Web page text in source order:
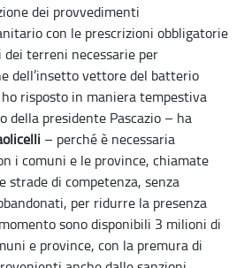
dei provvedimenti
con le prescrizioni obbligatorie
terreni necessarie per
dell’insetto vettore del batterio
risposto in maniera tempestiva
della presidente Pascazio – ha
– perché è necessaria
i comuni e le province, chiamate
strade di competenza, senza
per ridurre la presenza
sono disponibili 3 milioni di
e province, con la premura di